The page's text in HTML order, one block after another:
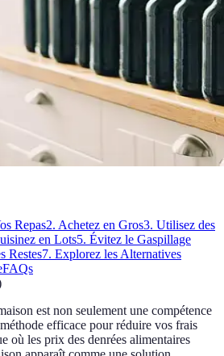
Repas2. Achetez en Gros3. Utilisez des
en Lots5. Évitez le Gaspillage
Restes7. Explorez les Alternatives
FAQs
est non seulement une compétence
efficace pour réduire vos frais
où les prix des denrées alimentaires